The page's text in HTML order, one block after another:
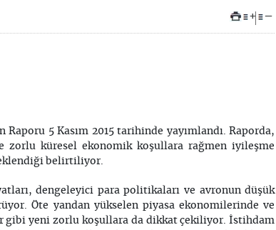
+ –
5 Kasım 2015 tarihinde yayımlandı. Raporda,
zorlu küresel ekonomik koşullara rağmen iyileşme
belirtiliyor.
dengeleyici para politikaları ve avronun düşük
Öte yandan yükselen piyasa ekonomilerinde ve
gibi yeni zorlu koşullara da dikkat çekiliyor. İstihdam